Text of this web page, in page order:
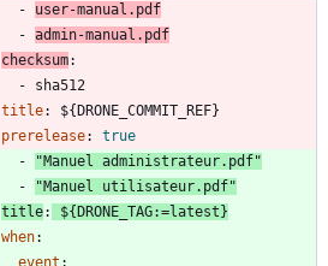
- user-manual.pdf
- admin-manual.pdf
checksum:
- sha512
title:
${DRONE_COMMIT_REF}
prerelease:
true
-
"Manuel administrateur.pdf"
-
"Manuel utilisateur.pdf"
title:
${DRONE_TAG:=latest}
when:
event :